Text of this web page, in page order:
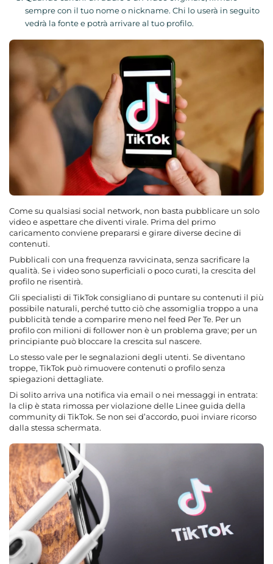
sempre con il tuo nome o nickname. Chi lo userà in seguito
vedrà la fonte e potrà arrivare al tuo profilo.
Come su qualsiasi social network, non basta pubblicare un solo
video e aspettare che diventi virale. Prima del primo
caricamento conviene prepararsi e girare diverse decine di
contenuti.
Pubblicali con una frequenza ravvicinata, senza sacrificare la
qualità. Se i video sono superficiali o poco curati, la crescita del
profilo ne risentirà.
Gli specialisti di TikTok consigliano di puntare su contenuti il più
possibile naturali, perché tutto ciò che assomiglia troppo a una
pubblicità tende a comparire meno nel feed Per Te. Per un
profilo con milioni di follower non è un problema grave; per un
principiante può bloccare la crescita sul nascere.
Lo stesso vale per le segnalazioni degli utenti. Se diventano
troppe, TikTok può rimuovere contenuti o profilo senza
spiegazioni dettagliate.
Di solito arriva una notifica via email o nei messaggi in entrata:
la clip è stata rimossa per violazione delle Linee guida della
community di TikTok. Se non sei d’accordo, puoi inviare ricorso
dalla stessa schermata.